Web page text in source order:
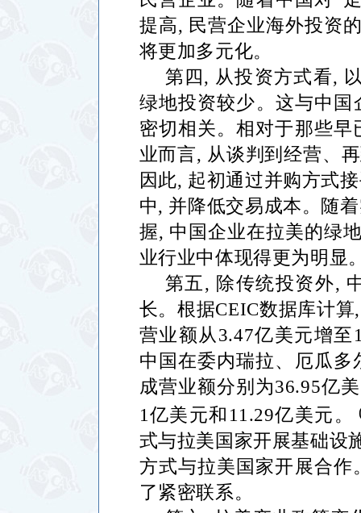
提高, 民营企业海外投资
将更加多元化。
第四, 从投资方式看,
绿地投资较少。这与中国
密切相关。相对于那些
业而言, 从谈判到经营、
因此, 起初通过并购方式
中, 并降低交易成本。随
握, 中国企业在拉美的绿
业行业中体现得更为明显
第五, 除传统投资外,
长。根据CEIC数据库计算
营业额从3.47亿美元增至
中国在委内瑞拉、厄瓜
成营业额分别为36.95亿
1亿美元和 11.29亿美元。
式与拉美国家开展基础设
方式与拉美国家开展合
了紧密联系。